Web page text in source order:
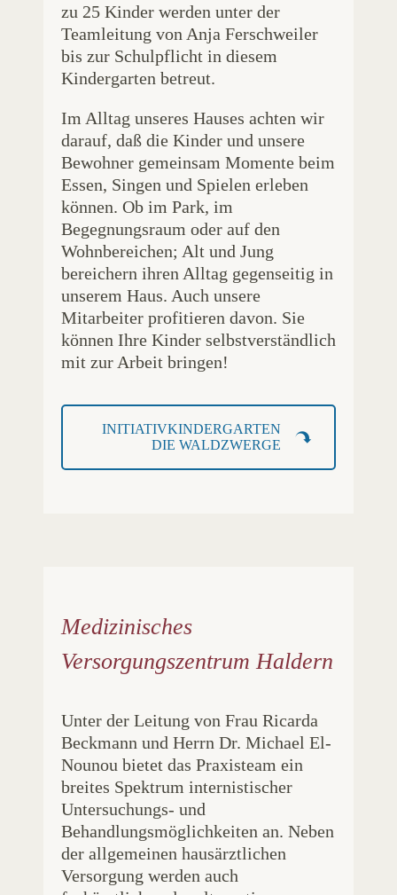
zu 25 Kinder werden unter der
Teamleitung von Anja Ferschweiler
bis zur Schulpflicht in diesem
Kindergarten betreut.
Im Alltag unseres Hauses achten wir
darauf, daß die Kinder und unsere
Bewohner gemeinsam Momente beim
Essen, Singen und Spielen erleben
können. Ob im Park, im
Begegnungsraum oder auf den
Wohnbereichen; Alt und Jung
bereichern ihren Alltag gegenseitig in
unserem Haus. Auch unsere
Mitarbeiter profitieren davon. Sie
können Ihre Kinder selbstverständlich
mit zur Arbeit bringen!
INITIATIVKINDERGARTEN
DIE WALDZWERGE
Medizinisches
Versorgungszentrum Haldern
Unter der Leitung von Frau Ricarda
Beckmann und Herrn Dr. Michael El-
Nounou bietet das Praxisteam ein
breites Spektrum internistischer
Untersuchungs- und
Behandlungsmöglichkeiten an. Neben
der allgemeinen hausärztlichen
Versorgung werden auch